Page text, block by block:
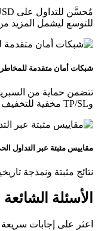
للتوسع ليشمل المزيد
شبكات أمان متقدمة للمخاطر
تتضمن حماية من
وTP/SL مخفية للتخفيف من آثار التنفيذ السلبية.
مقاييس مثبتة عبر التداول
نتائج مثبتة ونمذجة
الأسئلة الشائعة
اعثر على إجابات